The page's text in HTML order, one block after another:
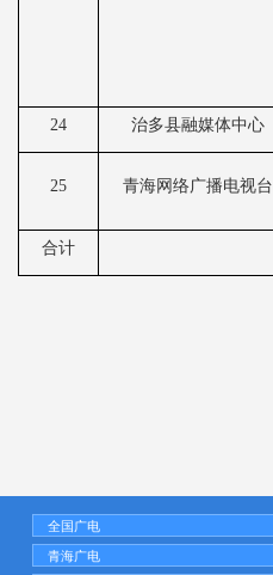
24 治多县融媒体中心
25 青海网络广播电视台
合计
全国广电
青海广电